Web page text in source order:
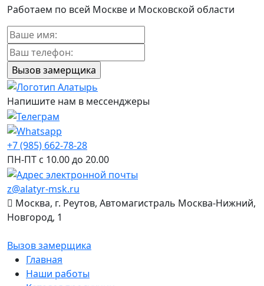
Работаем по всей Москве и Московской области
Напишите нам в мессенджеры
+7 (985) 662-78-28
ПН-ПТ с 10.00 до 20.00
z@alatyr-msk.ru
Москва, г. Реутов, Автомагистраль Москва-Нижний,
Новгород, 1
Вызов замерщика
Главная
Наши работы